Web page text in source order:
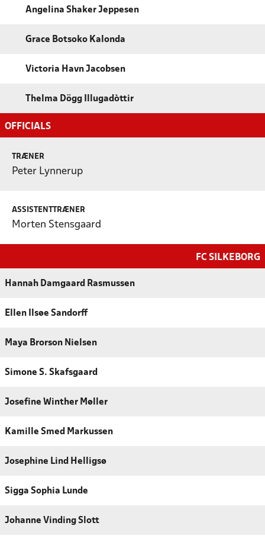
Angelina Shaker Jeppesen
Grace Botsoko Kalonda
Victoria Havn Jacobsen
Thelma Dögg Illugadòttir
OFFICIALS
TRÆNER
Peter Lynnerup
ASSISTENTTRÆNER
Morten Stensgaard
FC SILKEBORG
Hannah Damgaard Rasmussen
Ellen Ilsøe Sandorff
Maya Brorson Nielsen
Simone S. Skafsgaard
Josefine Winther Møller
Kamille Smed Markussen
Josephine Lind Helligsø
Sigga Sophia Lunde
Johanne Vinding Slott